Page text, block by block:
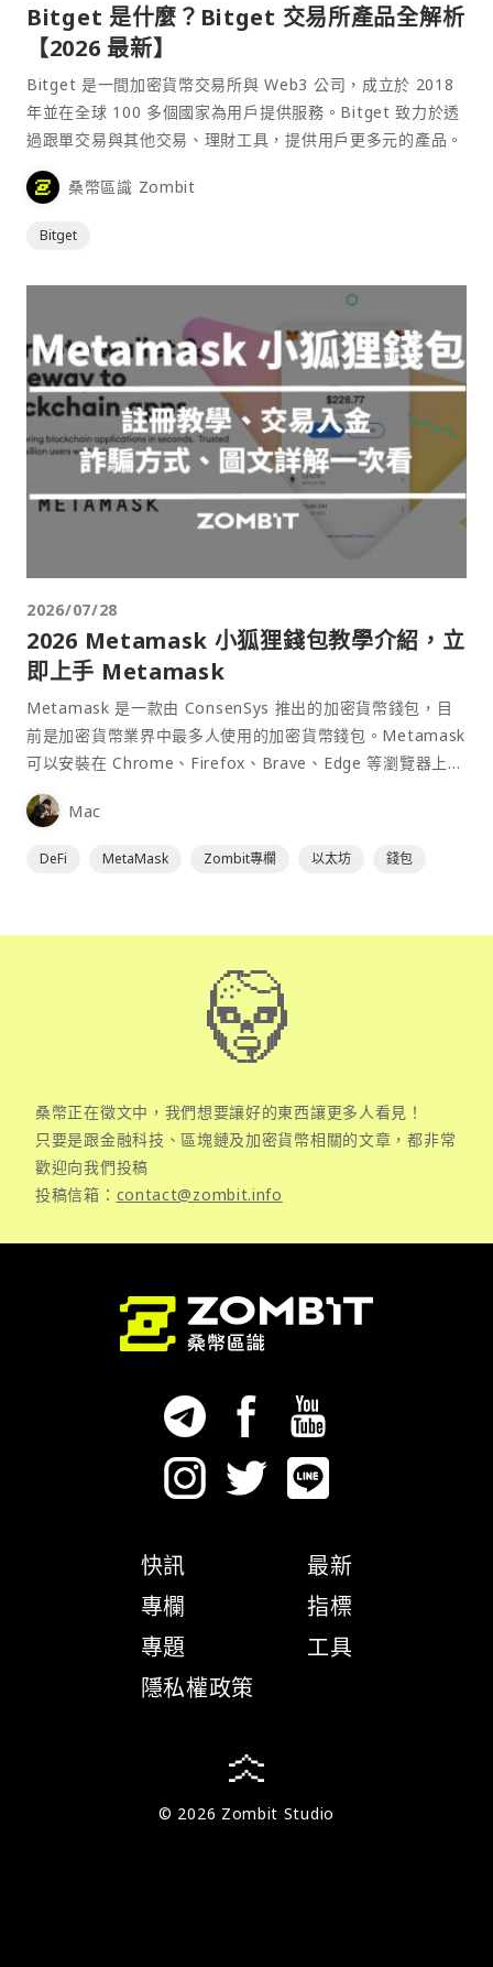
Bitget 是什麼？Bitget 交易所產品全解析
【2026 最新】
Bitget 是一間加密貨幣交易所與 Web3 公司，成立於 2018
年並在全球 100 多個國家為用戶提供服務。Bitget 致力於透
過跟單交易與其他交易、理財工具，提供用戶更多元的產品。
桑幣區識 Zombit
Bitget
2026/07/28
2026 Metamask 小狐狸錢包教學介紹，立
即上手 Metamask
Metamask 是一款由 ConsenSys 推出的加密貨幣錢包，目
前是加密貨幣業界中最多人使用的加密貨幣錢包。Metamask
可以安裝在 Chrome、Firefox、Brave、Edge 等瀏覽器上作
為插件使用，具備許多功能且使用上非常方便。
Mac
DeFi MetaMask Zombit專欄 以太坊 錢包
桑幣正在徵文中，我們想要讓好的東西讓更多人看見！
只要是跟金融科技、區塊鏈及加密貨幣相關的文章，都非常
歡迎向我們投稿
投稿信箱： contact@zombit.info
快訊
專欄
專題
隱私權政策
最新
指標
工具
© 2026 Zombit Studio